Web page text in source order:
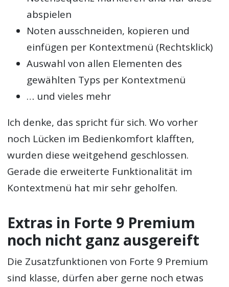
abspielen
Noten ausschneiden, kopieren und
einfügen per Kontextmenü (Rechtsklick)
Auswahl von allen Elementen des
gewählten Typs per Kontextmenü
… und vieles mehr
Ich denke, das spricht für sich. Wo vorher
noch Lücken im Bedienkomfort klafften,
wurden diese weitgehend geschlossen.
Gerade die erweiterte Funktionalität im
Kontextmenü hat mir sehr geholfen.
Extras in Forte 9 Premium
noch nicht ganz ausgereift
Die Zusatzfunktionen von Forte 9 Premium
sind klasse, dürfen aber gerne noch etwas